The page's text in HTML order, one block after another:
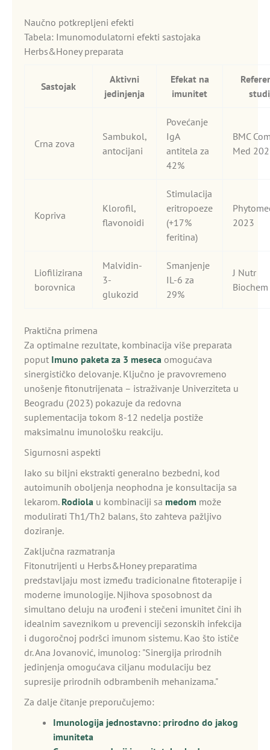
Naučno potkrepljeni efekti
Tabela: Imunomodulatorni efekti sastojaka
Herbs&Honey preparata
Sastojak
Aktivni
jedinjenja
Efekat na
imunitet
Crna zova
Sambukol,
antocijani
Povećanje
IgA
antitela za
42%
BMC
Med
Kopriva
Klorofil,
flavonoidi
Stimulacija
eritropoeze
(+17%
feritina)
2023
Liofilizirana
borovnica
Malvidin-
3-
glukozid
Smanjenje
IL-6 za
29%
J Nutr
Praktična primena
Za optimalne rezultate, kombinacija više preparata
poput Imuno paketa za 3 meseca omogućava
sinergističko delovanje. Ključno je pravovremeno
unošenje fitonutrijenata – istraživanje Univerziteta u
Beogradu (2023) pokazuje da redovna
suplementacija tokom 8-12 nedelja postiže
maksimalnu imunološku reakciju.
Sigurnosni aspekti
Iako su biljni ekstrakti generalno bezbedni, kod
autoimunih oboljenja neophodna je konsultacija sa
lekarom. Rodiola u kombinaciji sa medom može
modulirati Th1/Th2 balans, što zahteva pažljivo
doziranje.
Zaključna razmatranja
Fitonutrijenti u Herbs&Honey preparatima
predstavljaju most između tradicionalne fitoterapije i
moderne imunologije. Njihova sposobnost da
simultano deluju na urođeni i stečeni imunitet čini ih
idealnim saveznikom u prevenciji sezonskih infekcija
i dugoročnoj podršci imunom sistemu. Kao što ističe
dr. Ana Jovanović, imunolog: "Sinergija prirodnih
jedinjenja omogućava ciljanu modulaciju bez
supresije prirodnih odbrambenih mehanizama."
Za dalje čitanje preporučujemo:
Imunologija jednostavno: prirodno do jakog
imuniteta